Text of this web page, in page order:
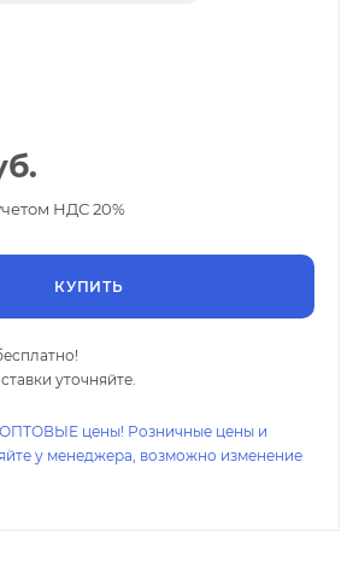
НДС 20%
КУПИТЬ
уточняйте.
ОПТОВЫЕ цены! Розничные цены и
у менеджера, возможно изменение